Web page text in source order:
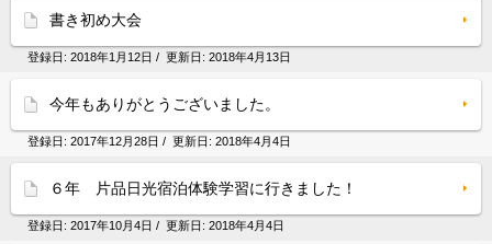
書き初め大会
登録日: 2018年1月12日 / 更新日: 2018年4月13日
今年もありがとうございました。
登録日: 2017年12月28日 / 更新日: 2018年4月4日
６年 片品日光宿泊体験学習に行きました！
登録日: 2017年10月4日 / 更新日: 2018年4月4日